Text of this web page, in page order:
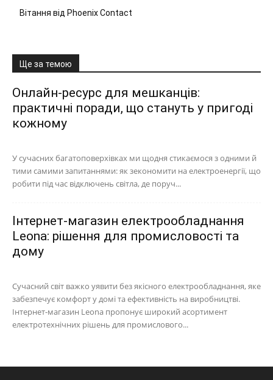
Вітання від Phoenix Contact
Ще за темою
Онлайн-ресурс для мешканців:
практичні поради, що стануть у пригоді
кожному
У сучасних багатоповерхівках ми щодня стикаємося з одними й
тими самими запитаннями: як зекономити на електроенергії, що
робити під час відключень світла, де поруч...
Інтернет-магазин електрообладнання
Leona: рішення для промисловості та
дому
Сучасний світ важко уявити без якісного електрообладнання, яке
забезпечує комфорт у домі та ефективність на виробництві.
Інтернет-магазин Leona пропонує широкий асортимент
електротехнічних рішень для промислового...